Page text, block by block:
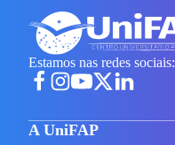
Estamos nas redes sociais:
A UniFAP